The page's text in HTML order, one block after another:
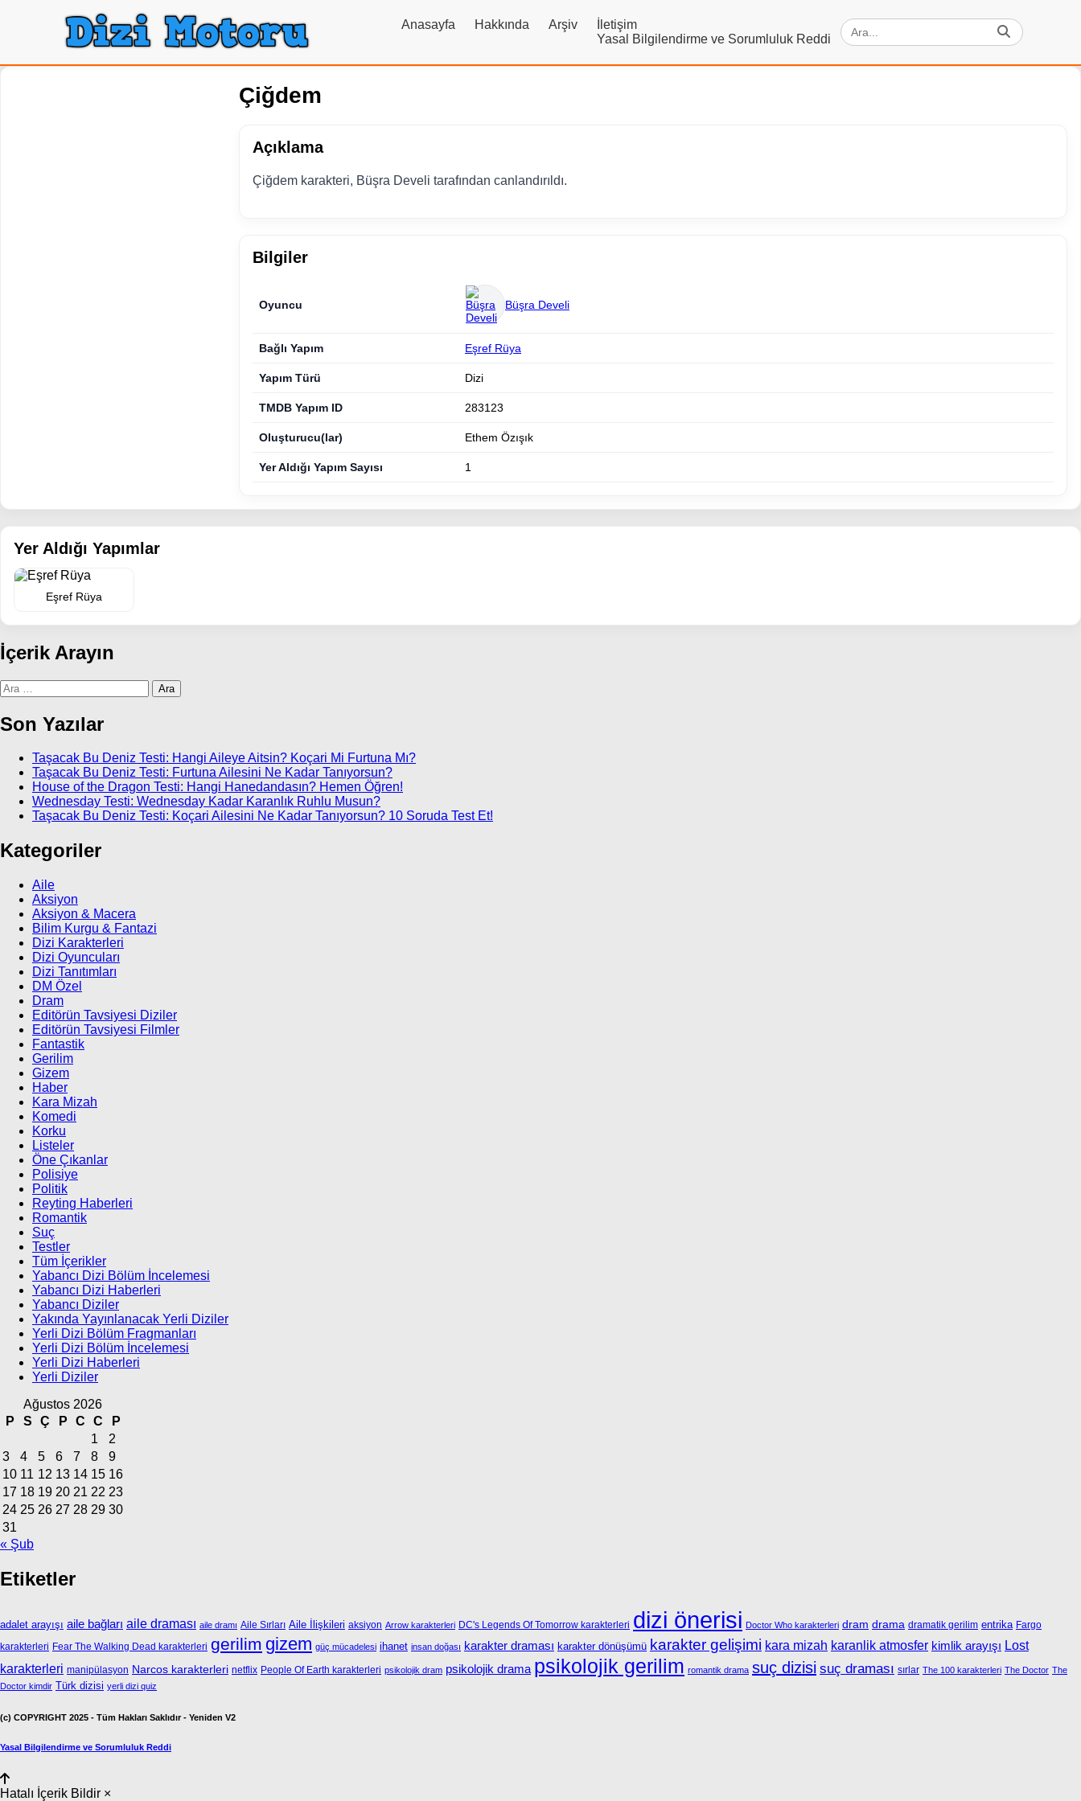
Anasayfa Hakkında Arşiv
İletişim
Yasal Bilgilendirme ve Sorumluluk Reddi
Çiğdem
Açıklama
Çiğdem karakteri, Büşra Develi tarafından canlandırıldı.
Bilgiler
Oyuncu Büşra Develi
Bağlı Yapım Eşref Rüya
Yapım Türü Dizi
TMDB Yapım ID 283123
Oluşturucu(lar) Ethem Özışık
Yer Aldığı Yapım Sayısı 1
Yer Aldığı Yapımlar
Eşref Rüya
İçerik Arayın
Arama:
Son Yazılar
Taşacak Bu Deniz Testi: Hangi Aileye Aitsin? Koçari Mi Furtuna Mı?
Taşacak Bu Deniz Testi: Furtuna Ailesini Ne Kadar Tanıyorsun?
House of the Dragon Testi: Hangi Hanedandasın? Hemen Öğren!
Wednesday Testi: Wednesday Kadar Karanlık Ruhlu Musun?
Taşacak Bu Deniz Testi: Koçari Ailesini Ne Kadar Tanıyorsun? 10 Soruda Test Et!
Kategoriler
Aile
Aksiyon
Aksiyon & Macera
Bilim Kurgu & Fantazi
Dizi Karakterleri
Dizi Oyuncuları
Dizi Tanıtımları
DM Özel
Dram
Editörün Tavsiyesi Diziler
Editörün Tavsiyesi Filmler
Fantastik
Gerilim
Gizem
Haber
Kara Mizah
Komedi
Korku
Listeler
Öne Çıkanlar
Polisiye
Politik
Reyting Haberleri
Romantik
Suç
Testler
Tüm İçerikler
Yabancı Dizi Bölüm İncelemesi
Yabancı Dizi Haberleri
Yabancı Diziler
Yakında Yayınlanacak Yerli Diziler
Yerli Dizi Bölüm Fragmanları
Yerli Dizi Bölüm İncelemesi
Yerli Dizi Haberleri
Yerli Diziler
Ağustos 2026
P
S Ç P C C
P
1
2
3
4 5 6 7 8
9
10 11 12 13 14 15 16
17 18 19 20 21 22 23
24 25 26 27 28 29 30
31
« Şub
Etiketler
adalet arayışı aile bağları aile draması aile dramı Aile Sırları Aile İlişkileri aksiyon Arrow karakterleri DC's Legends Of Tomorrow karakterleri dizi önerisi Doctor Who karakterleri dram drama dramatik gerilim entrika Fargo
karakterleri Fear The Walking Dead karakterleri gerilim gizem güç mücadelesi ihanet insan doğası karakter draması karakter dönüşümü karakter gelişimi kara mizah karanlik atmosfer kimlik arayışı Lost
karakterleri manipülasyon Narcos karakterleri netflix People Of Earth karakterleri psikolojik dram psikolojik drama psikolojik gerilim romantik drama suç dizisi suç draması sırlar The 100 karakterleri The Doctor The
Doctor kimdir Türk dizisi yerli dizi quiz
(c) COPYRIGHT 2025 - Tüm Hakları Saklıdır - Yeniden V2
Yasal Bilgilendirme ve Sorumluluk Reddi
Hatalı İçerik Bildir ×